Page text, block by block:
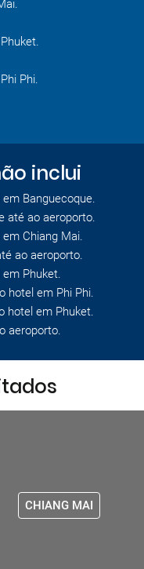
Phi.
inclui
Banguecoque.
até ao aeroporto.
Chiang Mai.
ao aeroporto.
Phuket.
hotel em Phi Phi.
hotel em Phuket.
aeroporto.
CHIANG MAI